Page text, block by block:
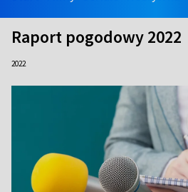
Raport pogodowy 2022
2022